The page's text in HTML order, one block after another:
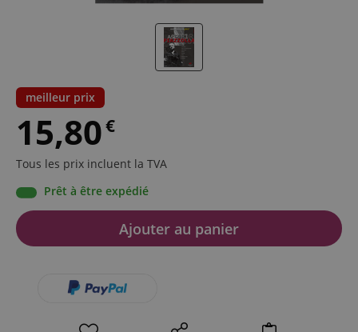
meilleur prix
15,80€
Tous les prix incluent la TVA
Prêt à être expédié
Ajouter au panier